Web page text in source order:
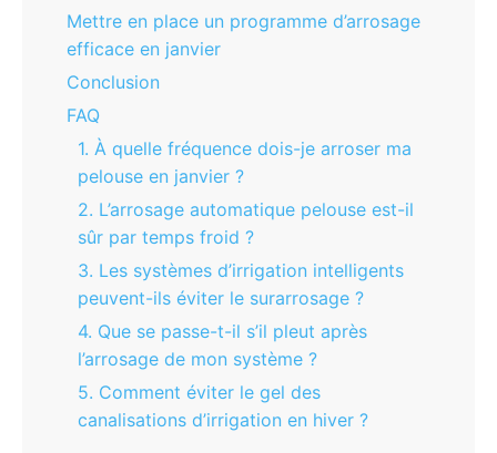
Mettre en place un programme d’arrosage
efficace en janvier
Conclusion
FAQ
1. À quelle fréquence dois-je arroser ma
pelouse en janvier ?
2. L’arrosage automatique pelouse est-il
sûr par temps froid ?
3. Les systèmes d’irrigation intelligents
peuvent-ils éviter le surarrosage ?
4. Que se passe-t-il s’il pleut après
l’arrosage de mon système ?
5. Comment éviter le gel des
canalisations d’irrigation en hiver ?